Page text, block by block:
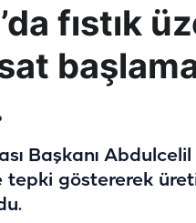
fıstık
Başkanı Abdulcelil
göstererek